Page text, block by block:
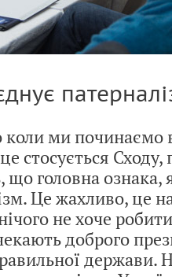
ми починаємо
стосується Сходу,
головна ознака,
Це жахливо, це
не хоче
доброго
держави.